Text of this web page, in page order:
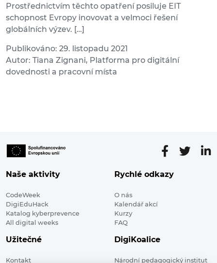
Prostřednictvím těchto opatření posiluje EIT
schopnost Evropy inovovat a velmoci řešení
globálních výzev. […]
Publikováno: 29. listopadu 2021
Autor: Tiana Zignani, Platforma pro digitální
dovednosti a pracovní místa
Naše aktivity
CodeWeek
DigiEduHack
Katalog kyberprevence
All digital weeks
Rychlé odkazy
O nás
Kalendář akcí
Kurzy
FAQ
Užitečné
Kontakt
DigiKoalice
Národní pedagogický institut